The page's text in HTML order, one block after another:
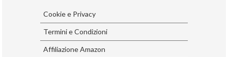
Cookie e Privacy
Termini e Condizioni
Affiliazione Amazon